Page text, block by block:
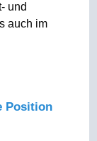
und
auch im
Position